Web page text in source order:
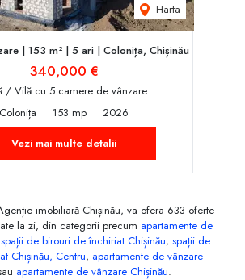
Harta
| 153 m² | 5 ari | Colonița, Chișinău
340,000 €
/ Vilă cu 5 camere de vânzare
Colonița
153 mp
2026
Vezi mai multe detalii
imobiliară Chișinău, va ofera 633 oferte
la zi, din categorii precum apartamente de
spații de birouri de închiriat Chișinău, spații de
Chișinău, Centru, apartamente de vânzare
apartamente de vânzare Chișinău.